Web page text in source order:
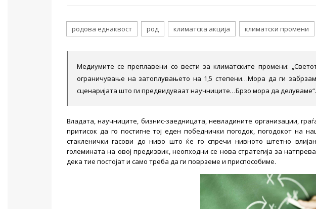
родова еднаквост род климатска акција климатски промени
Медиумите се преплавени со вести за климатските промени:
ограничување на затоплувањето на 1,5 степени…Мора да ги
сценаријата што ги предвидуваат научниците…Брзо мора да делуваме“.
Владата, научниците, бизнис-заедницата, невладините организации,
притисок да го постигне тој еден победнички погодок, погодокот на
стакленички гасови до ниво што ќе го спречи нивното штетно
големината на овој предизвик, неопходни се нова стратегија за
дека тие постојат и само треба да ги поврземе и приспособиме.